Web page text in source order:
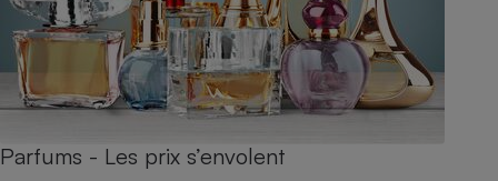
Parfums - Les prix s’envolent